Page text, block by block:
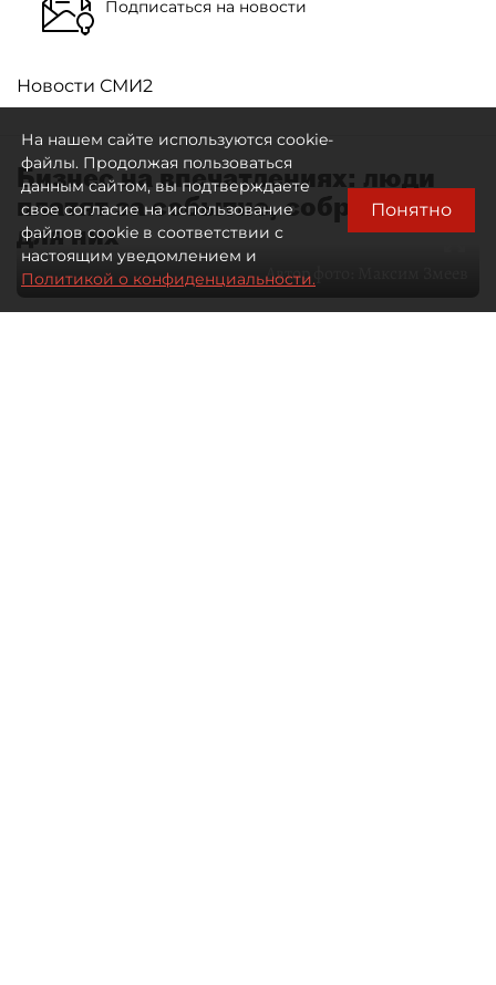
Подписаться на новости
Новости СМИ2
Бизнес на впечатлениях: люди
платят за событие, собранное
для них
Автор фото:
На нашем сайте используются cookie-
файлы. Продолжая пользоваться
данным сайтом, вы подтверждаете
свое согласие на использование
файлов cookie в соответствии с
настоящим уведомлением и
Политикой о конфиденциальности.
Понятно